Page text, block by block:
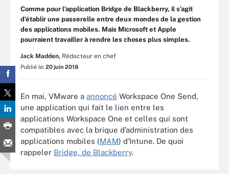
Comme pour l’application Bridge de Blackberry, il s’agit
d’établir une passerelle entre deux mondes de la gestion
des applications mobiles. Mais Microsoft et Apple
pourraient travailler à rendre les choses plus simples.
Jack Madden, Rédacteur en chef
Publié le: 20 juin 2018
En mai, VMware a annoncé Workspace One Send,
une application qui fait le lien entre les
applications Workspace One et celles qui sont
compatibles avec la brique d’administration des
applications mobiles (MAM) d’Intune. De quoi
rappeler Bridge, de Blackberry.